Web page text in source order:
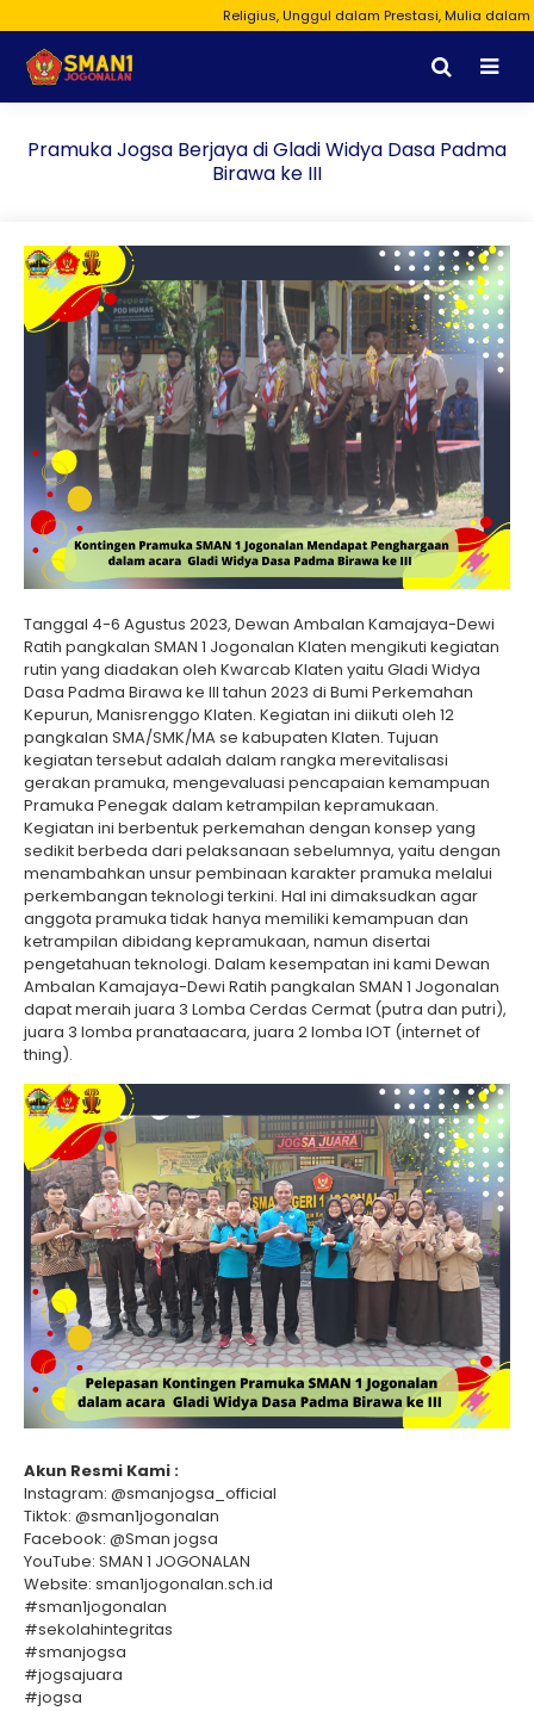
Religius, Unggul dalam Prestasi, Mulia dalam
Pramuka Jogsa Berjaya di Gladi Widya Dasa Padma
Birawa ke III
Tanggal 4-6 Agustus 2023, Dewan Ambalan Kamajaya-Dewi
Ratih pangkalan SMAN 1 Jogonalan Klaten mengikuti kegiatan
rutin yang diadakan oleh Kwarcab Klaten yaitu Gladi Widya
Dasa Padma Birawa ke III tahun 2023 di Bumi Perkemahan
Kepurun, Manisrenggo Klaten. Kegiatan ini diikuti oleh 12
pangkalan SMA/SMK/MA se kabupaten Klaten. Tujuan
kegiatan tersebut adalah dalam rangka merevitalisasi
gerakan pramuka, mengevaluasi pencapaian kemampuan
Pramuka Penegak dalam ketrampilan kepramukaan.
Kegiatan ini berbentuk perkemahan dengan konsep yang
sedikit berbeda dari pelaksanaan sebelumnya, yaitu dengan
menambahkan unsur pembinaan karakter pramuka melalui
perkembangan teknologi terkini. Hal ini dimaksudkan agar
anggota pramuka tidak hanya memiliki kemampuan dan
ketrampilan dibidang kepramukaan, namun disertai
pengetahuan teknologi. Dalam kesempatan ini kami Dewan
Ambalan Kamajaya-Dewi Ratih pangkalan SMAN 1 Jogonalan
dapat meraih juara 3 Lomba Cerdas Cermat (putra dan putri),
juara 3 lomba pranataacara, juara 2 lomba IOT (internet of
thing).
Akun Resmi Kami :
Instagram: @smanjogsa_official
Tiktok: @sman1jogonalan
Facebook: @Sman jogsa
YouTube: SMAN 1 JOGONALAN
Website: sman1jogonalan.sch.id
#sman1jogonalan
#sekolahintegritas
#smanjogsa
#jogsajuara
#jogsa